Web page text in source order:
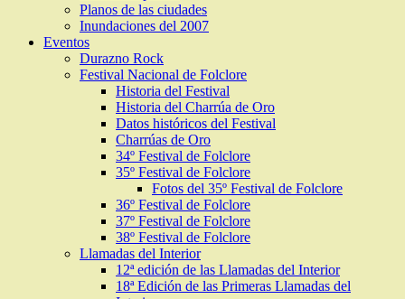
Planos de las ciudades
Inundaciones del 2007
Eventos
Durazno Rock
Festival Nacional de Folclore
Historia del Festival
Historia del Charrúa de Oro
Datos históricos del Festival
Charrúas de Oro
34º Festival de Folclore
35º Festival de Folclore
Fotos del 35º Festival de Folclore
36º Festival de Folclore
37º Festival de Folclore
38º Festival de Folclore
Llamadas del Interior
12ª edición de las Llamadas del Interior
18ª Edición de las Primeras Llamadas del